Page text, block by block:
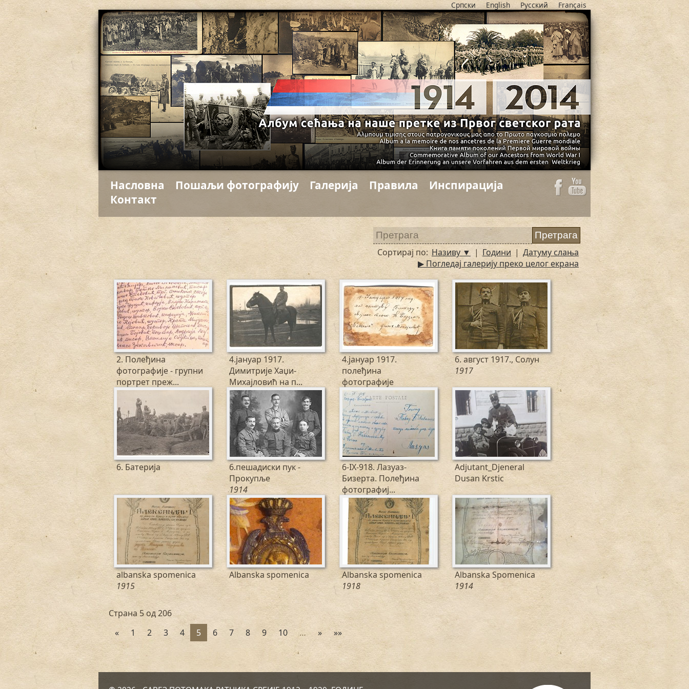
Српски English Русский Français
Насловна Пошаљи фотографију Галерија Правила
Инспирација
Контакт
Сортирај по: Називу ▼ | Години | Датуму слања
▶ Погледај галерију преко целог екрана
2. Полеђина
фотографије - групни
портрет преж...
4.јануар 1917.
Димитрије Хаџи-
Михајловић на п...
1917
4.јануар 1917.
полеђина
фотографије
Димитрије...
1917
6. август 1917., Солун
1917
6. Батерија
6.пешадиски пук -
Прокупље
1914
6-IX-918. Лазуаз-
Бизерта. Полеђина
фотографиј...
1918
Adjutant_Djeneral
Dusan Krstic
albanska spomenica
1915
Albanska spomenica
Albanska spomenica
1918
Albanska Spomenica
1914
Страна 5 од 206
«
1 2 3 4 5 6 7 8 9 10 … » »»